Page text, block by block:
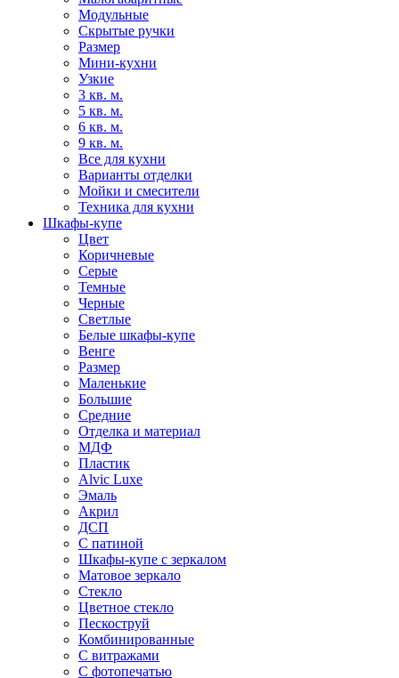
Модульные
Скрытые ручки
Размер
Мини-кухни
Узкие
3 кв. м.
5 кв. м.
6 кв. м.
9 кв. м.
Все для кухни
Варианты отделки
Мойки и смесители
Техника для кухни
Шкафы-купе
Цвет
Коричневые
Серые
Темные
Черные
Светлые
Белые шкафы-купе
Венге
Размер
Маленькие
Большие
Средние
Отделка и материал
МДФ
Пластик
Alvic Luxe
Эмаль
Акрил
ДСП
С патиной
Шкафы-купе с зеркалом
Матовое зеркало
Стекло
Цветное стекло
Пескоструй
Комбинированные
С витражами
С фотопечатью